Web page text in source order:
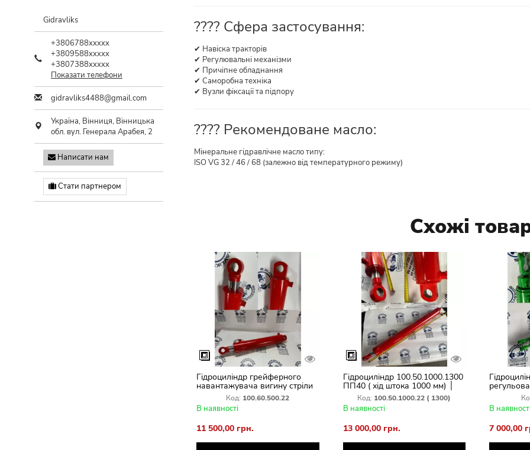
???? Сфера застосування:
✔ Навіска тракторів
✔ Регулювальні механізми
✔ Причіпне обладнання
✔ Саморобна техніка
✔ Вузли фіксації та підпору
???? Рекомендоване масло:
Мінеральне гідравлічне масло типу:
ISO VG 32 / 46 / 68 (залежно від температурного режиму)
Схожі
Гідроциліндр грейферного
навантажувача вигину стріли
ПЕФ-1Б МС 100 / 60x500-
3.22.2. 100.60.500.830 ПП 50
Код: 100.60.500.22
В наявності
11 500,00 грн.
Гідроциліндр 100.50.1000.1300
ПП40 ( хід штока 1000 мм) │
Довгохідний циліндр для
потужних навантажень
Код: 100.50.1000.22 ( 1300)
В наявності
13 000,00 грн.
(110–200
В
7 000,00
Gidravliks
+3806788xxxxx
+3809588xxxxx
+3807388xxxxx
Показати телефони
gidravliks4488@gmail.com
Україна, Вінниця, Вінницька
обл. вул. Генерала Арабея, 2
Написати нам
Стати партнером